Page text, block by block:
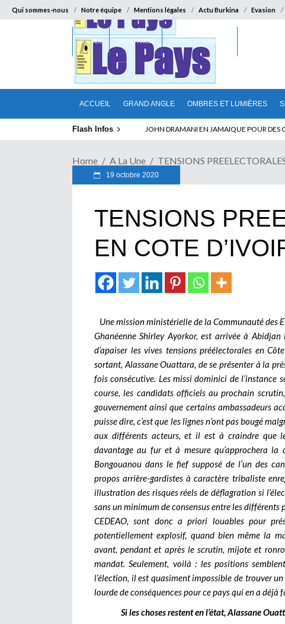
Qui sommes-nous Notre équipe Mentions légales Actu Burkina Evasion
ACCUEIL GRAND ANGLE OMBRES ET LUMIÈRES
ACCUEIL GRAND ANGLE OMBRES ET LUMIÈRES
Flash Infos ABSENCE PROLONGEE DE PAUL BIYA DU
Home A La Une TENSIONS
19 octobre 2020
TENSIONS
EN COTE
Une mission ministérielle de la Communauté des
Ghanéenne Shirley Ayorkor, est arrivée à
d’apaiser les vives tensions préélectorales en
sortant, Alassane Ouattara, de se présenter à la
fois consécutive. Les missi dominici de
course, les candidats officiels au prochain
gouvernement ainsi que certains ambassadeurs
puisse dire, c’est que les lignes n’ont pas bougé
aux différents acteurs, et il est à craindre que
davantage au fur et à mesure qu’approchera
Bongouanou dans le fief supposé de l’un des
propos arrière-gardistes à caractère tribaliste
illustration des risques réels de déflagration si
sans un minimum de consensus entre les
CEDEAO, sont donc a priori louables pour
potentiellement explosif, quand bien même la
avant, pendant et après le scrutin, mijote et
mandat. Seulement, voilà : les positions
l’élection, il est quasiment impossible de trouver
lourde de conséquences pour ce pays qui en a déjà
Si les choses restent en l’état, Alassane